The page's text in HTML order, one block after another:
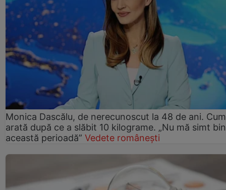
Monica Dascălu, de nerecunoscut la 48 de ani. Cum
arată după ce a slăbit 10 kilograme. „Nu mă simt
această perioadă” Vedete românești